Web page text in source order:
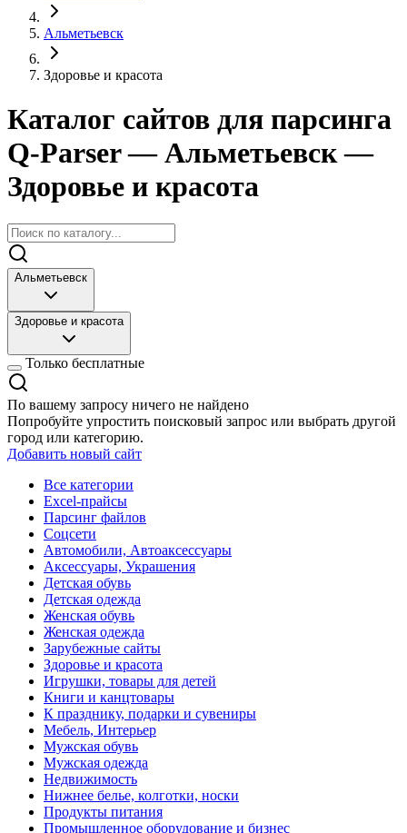
Альметьевск
Здоровье и красота
Каталог сайтов для парсинга
Q-Parser— Альметьевск —
Здоровье и красота
Альметьевск
Здоровье и красота
Только бесплатные
По вашему запросу ничего не найдено
Попробуйте упростить поисковый запрос или выбрать другой
город или категорию.
Добавить новый сайт
Все категории
Excel-прайсы
Парсинг файлов
Соцсети
Автомобили, Автоаксессуары
Аксессуары, Украшения
Детская обувь
Детская одежда
Женская обувь
Женская одежда
Зарубежные сайты
Здоровье и красота
Игрушки, товары для детей
Книги и канцтовары
К празднику, подарки и сувениры
Мебель, Интерьер
Мужская обувь
Мужская одежда
Недвижимость
Нижнее белье, колготки, носки
Продукты питания
Промышленное оборудование и бизнес